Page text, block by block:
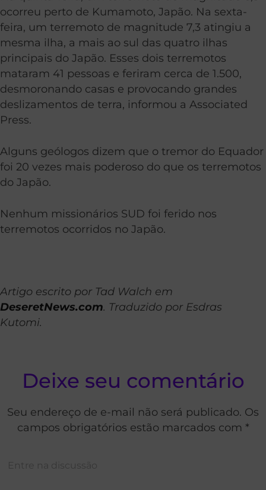
ocorreu perto de Kumamoto, Japão. Na sexta-
feira, um terremoto de magnitude 7,3 atingiu a
mesma ilha, a mais ao sul das quatro ilhas
principais do Japão. Esses dois terremotos
mataram 41 pessoas e feriram cerca de 1.500,
desmoronando casas e provocando grandes
deslizamentos de terra, informou a Associated
Press.
Alguns geólogos dizem que o tremor do Equador
foi 20 vezes mais poderoso do que os terremotos
do Japão.
Nenhum missionários SUD foi ferido nos
terremotos ocorridos no Japão.
Artigo escrito por Tad Walch em
DeseretNews.com. Traduzido por Esdras
Kutomi.
Deixe seu comentário
Seu endereço de e-mail não será publicado. Os
campos obrigatórios estão marcados com *